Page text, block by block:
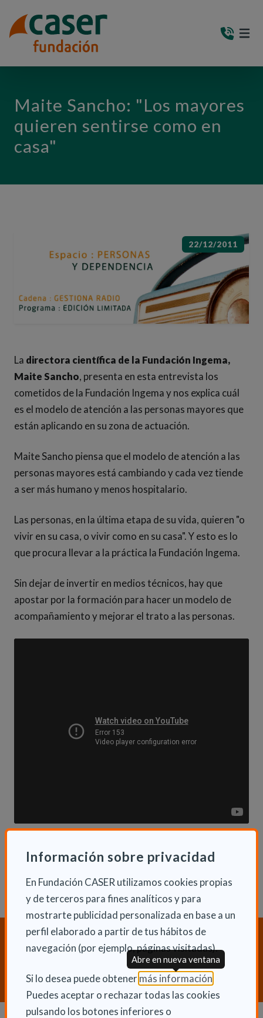
Información sobre privacidad
En Fundación CASER utilizamos cookies propias
y de terceros para fines analíticos y para
mostrarte publicidad personalizada en base a un
perfil elaborado a partir de tus hábitos de
navegación (por ejemplo, páginas visitadas).
Si lo desea puede obtener más información(Abre en
Puedes aceptar o rechazar todas las cookies
pulsando los botones inferiores o
Abre en nueva ventana
Maite Sancho: "Los mayores
quieren sentirse como en
casa"
22/12/2011
La directora científica de la Fundación Ingema,
Maite Sancho, presenta en esta entrevista los
cometidos de la Fundación Ingema y nos explica cuál
es el modelo de atención a las personas mayores que
están aplicando en su zona de actuación.
Maite Sancho piensa que el modelo de atención a las
personas mayores está cambiando y cada vez tiende
a ser más humano y menos hospitalario.
Las personas, en la última etapa de su vida, quieren "o
vivir en su casa, o vivir como en su casa". Y esto es lo
que procura llevar a la práctica la Fundación Ingema.
Sin dejar de invertir en medios técnicos, hay que
apostar por la formación para hacer un modelo de
acompañamiento y mejorar el trato a las personas.
¿Necesitas orientación sobre
Dependencia y Discapacidad?
CONTACTA CON NOSOTROS